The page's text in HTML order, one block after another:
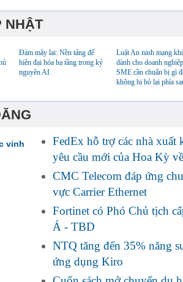
NHẬT
Đám mây lai: Nền tảng để
hiện đại hóa hạ tầng trong kỷ
nguyên AI
Luật An ninh mạng
dành cho doanh
SME cần chuẩn bị gì
không bị bỏ lại phía
vinh
FedEx hỗ trợ các nhà xuất
yêu cầu mới của Hoa Kỳ
CMC Telecom đáp ứng
vực Carrier Ethernet
Fortinet có Phó Chủ tịch
Á - TBD
NTQ tăng đến 35% năng
ứng dụng Kiro